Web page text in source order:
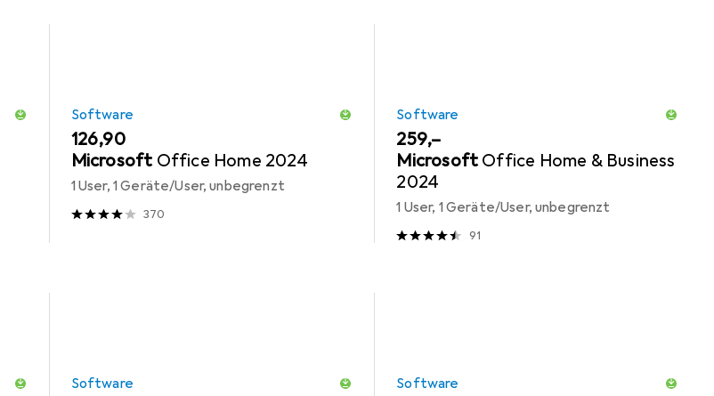
Software
EUR
126,90
Microsoft Office Home 2024
1 User, 1 Geräte/User, unbegrenzt
370
Software
EUR
259,–
MicrosoftOffice Home & Business
2024
1 User, 1 Geräte/User, unbegrenzt
91
Software Software